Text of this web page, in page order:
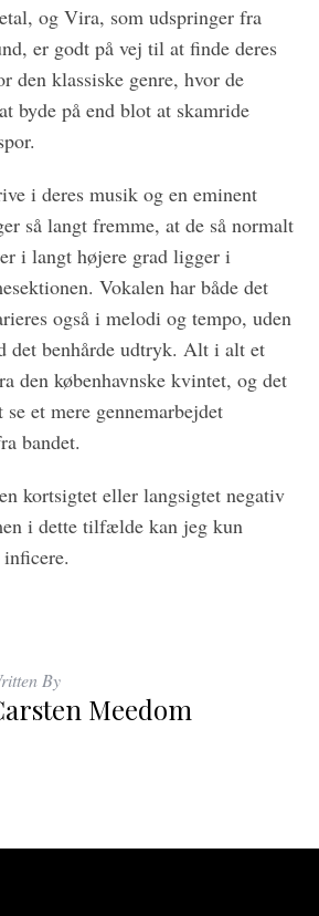
og Vira, som udspringer fra
er godt på vej til at finde deres
den klassiske genre, hvor de
byde på end blot at skamride
i deres musik og en eminent
så langt fremme, at de så normalt
i langt højere grad ligger i
Vokalen har både det
også i melodi og tempo, uden
det benhårde udtryk. Alt i alt et
den københavnske kvintet, og det
et mere gennemarbejdet
bandet.
kortsigtet eller langsigtet negativ
i dette tilfælde kan jeg kun
By
Meedom